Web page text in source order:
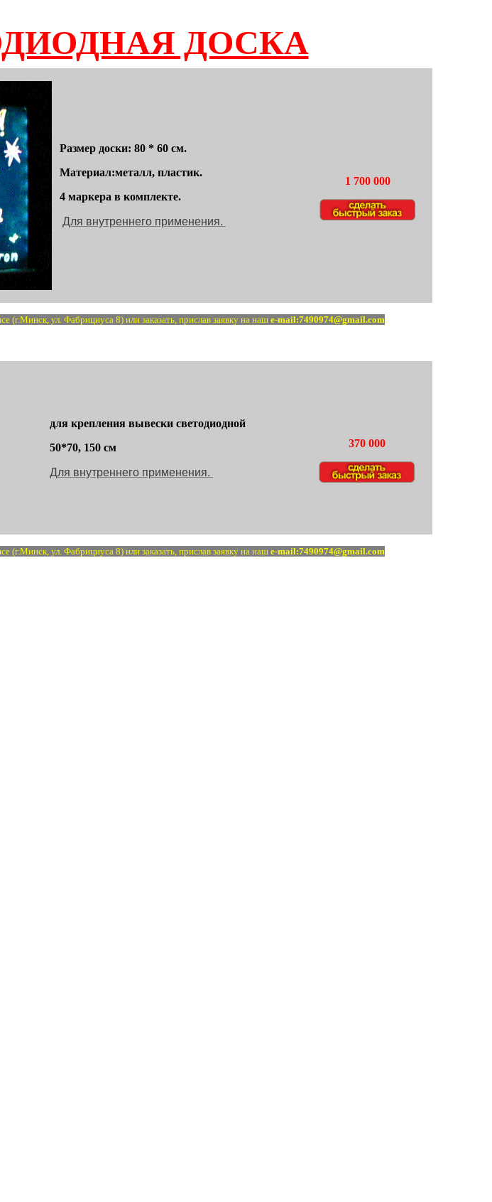
ДОСКА
Размер доски: 80 * 60 см.
Материал:металл, пластик.
4 маркера в комплекте.
Для внутреннего применения.
1 700 000
(г.Минск, ул. Фабрициуса 8) или заказать, прислав заявку на нашe-mail:7490974@gmail.com
для крепления вывески светодиодной
50*70, 150 см
Для внутреннего применения.
370 000
(г.Минск, ул. Фабрициуса 8) или заказать, прислав заявку на нашe-mail:7490974@gmail.com